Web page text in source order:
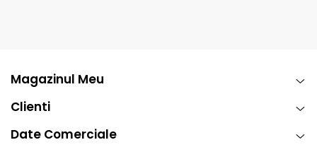
Magazinul Meu
Clienti
Date Comerciale